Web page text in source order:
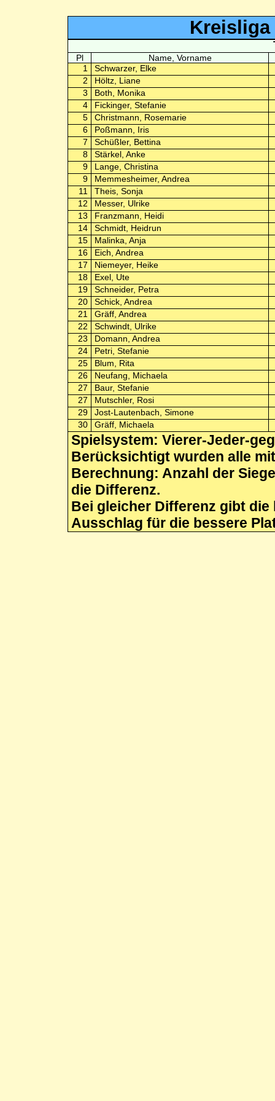
Kreisliga
Pl
Name, Vorname
1
Schwarzer, Elke
2
Höltz, Liane
3
Both, Monika
4
Fickinger, Stefanie
5
Christmann, Rosemarie
6
Poßmann, Iris
7
Schüßler, Bettina
8
Stärkel, Anke
9
Lange, Christina
9
Memmesheimer, Andrea
11
Theis, Sonja
12
Messer, Ulrike
13
Franzmann, Heidi
14
Schmidt, Heidrun
15
Malinka, Anja
16
Eich, Andrea
17
Niemeyer, Heike
18
Exel, Ute
19
Schneider, Petra
20
Schick, Andrea
21
Gräff, Andrea
22
Schwindt, Ulrike
23
Domann, Andrea
24
Petri, Stefanie
25
Blum, Rita
26
Neufang, Michaela
27
Baur, Stefanie
27
Mutschler, Rosi
29
Jost-Lautenbach, Simone
30
Gräff, Michaela
Spielsystem: Vierer-Jeder-
Berücksichtigt wurden alle
Berechnung: Anzahl der
die Differenz.
Bei gleicher Differenz gibt die
Ausschlag für die bessere